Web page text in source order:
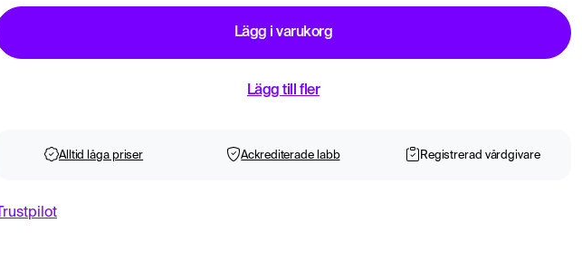
Lägg i varukorg
Lägg till fler
Alltid låga priser Ackrediterade labb Registrerad vårdgivare
Trustpilot